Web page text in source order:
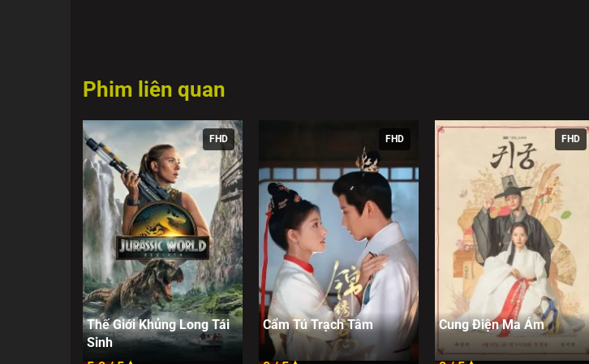
Phim liên quan
FHD
Thế Giới Khủng Long Tái
Sinh
FHD
Cẩm Tú Trạch Tâm
FHD
Cung Điện Ma Ám